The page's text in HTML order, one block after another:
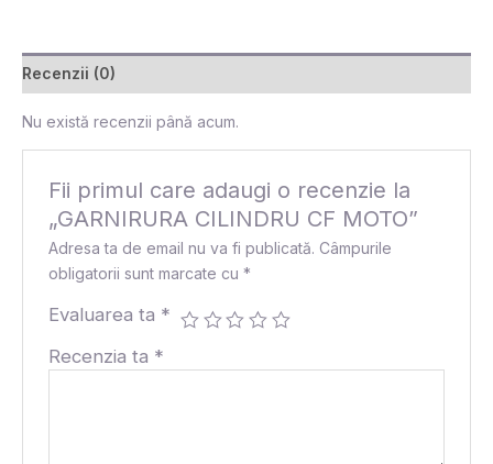
Recenzii (0)
Nu există recenzii până acum.
Fii primul care adaugi o recenzie la
„GARNIRURA CILINDRU CF MOTO”
Adresa ta de email nu va fi publicată. Câmpurile
obligatorii sunt marcate cu*
Evaluarea ta *
Recenzia ta *